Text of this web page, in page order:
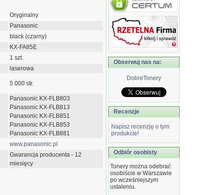
Oryginalny
Panasonic
black (czarny)
KX-FA85E
1 szt.
laserowa
5 000 str.
Panasonic KX-FLB803
Panasonic KX-FLB813
Panasonic KX-FLB851
Panasonic KX-FLB853
Panasonic KX-FLB881
www.panasonic.pl
Gwarancja producenta - 12
miesięcy
Obserwuj nas na:
DobreTonery
Recenzje
Napisz recenzję o tym
produkcie!
Odbiór osobisty
Tonery można odebrać
osobiście w Warszawie
po wcześniejszym
ustaleniu.